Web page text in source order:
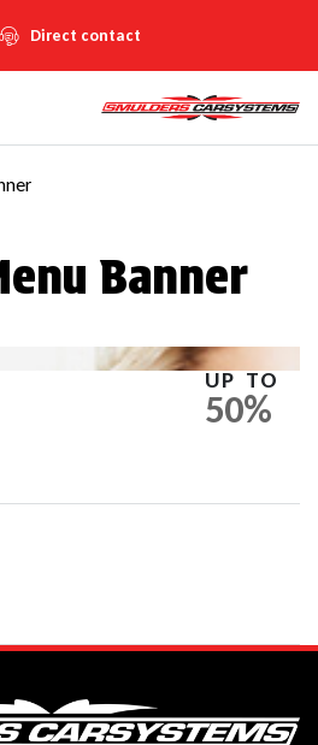
Direct contact
Banner
UP TO
50%